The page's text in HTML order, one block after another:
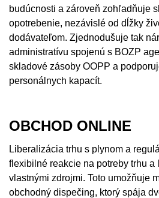
budúcnosti a zároveň zohľadňuje
opotrebenie, nezávislé od dĺžky
dodávateľom. Zjednodušuje tak
administratívu spojenú s BOZP
skladové zásoby OOPP a
personálnych kapacít.
OBCHOD ONLINE
Liberalizácia trhu s plynom a
flexibilné reakcie na potreby trhu a
vlastnými zdrojmi. Toto umožňuje
obchodný dispečing, ktorý spája